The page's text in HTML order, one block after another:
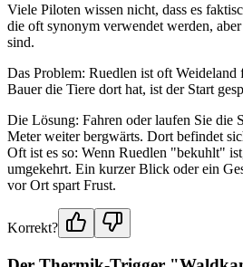
Viele Piloten wissen nicht, dass es
die oft synonym verwendet werden,
sind.
Das Problem: Ruedlen ist oft
Bauer die Tiere dort hat, ist der Start
Die Lösung: Fahren oder laufen Sie die
Meter weiter bergwärts. Dort befindet
Oft ist es so: Wenn Ruedlen "bekuhlt"
umgekehrt. Ein kurzer Blick oder ein
vor Ort spart Frust.
Korrekt?